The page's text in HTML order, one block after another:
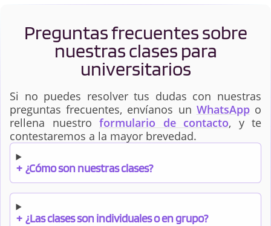
Preguntas frecuentes sobre
nuestras clases para
universitarios
Si no puedes resolver tus dudas con nuestras
preguntas frecuentes, envíanos un WhatsAppo
rellena nuestro formulario de contacto, y te
contestaremos a la mayor brevedad.
+ ¿Cómo son nuestras clases?
+ ¿Las clases son individuales o en grupo?